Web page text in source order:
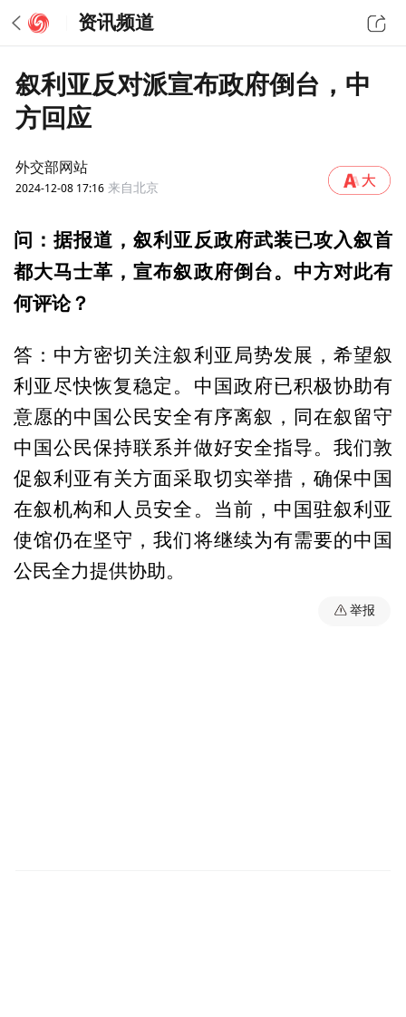
资讯频道
叙利亚反对派宣布政府倒台，中
方回应
外交部网站
2024-12-08 17:16 来自北京
问：据报道，叙利亚反政府武装已攻入叙首
都大马士革，宣布叙政府倒台。中方对此有
何评论？
答：中方密切关注叙利亚局势发展，希望叙
利亚尽快恢复稳定。中国政府已积极协助有
意愿的中国公民安全有序离叙，同在叙留守
中国公民保持联系并做好安全指导。我们敦
促叙利亚有关方面采取切实举措，确保中国
在叙机构和人员安全。当前，中国驻叙利亚
使馆仍在坚守，我们将继续为有需要的中国
公民全力提供协助。
举报